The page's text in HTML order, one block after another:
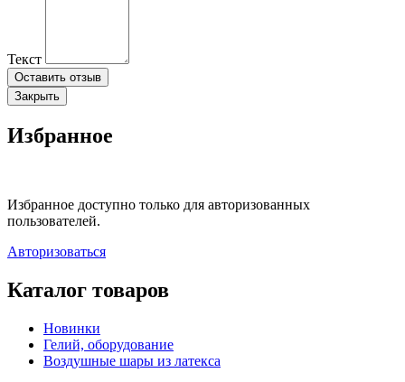
Текст
Оставить отзыв
Закрыть
Избранное
Избранное доступно только для авторизованных
пользователей.
Авторизоваться
Каталог товаров
Новинки
Гелий, оборудование
Воздушные шары из латекса